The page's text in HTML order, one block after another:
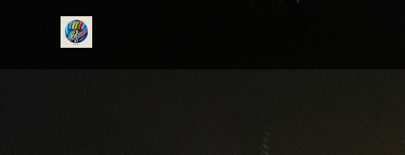
onedirectionfanclub.nl